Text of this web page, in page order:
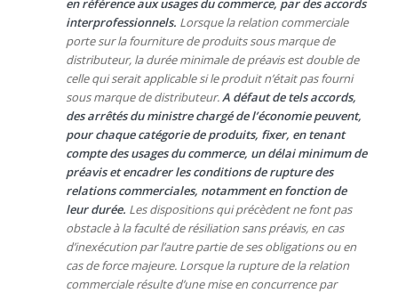
en référence aux usages du commerce, par des accords
interprofessionnels. Lorsque la relation commerciale
porte sur la fourniture de produits sous marque de
distributeur, la durée minimale de préavis est double de
celle qui serait applicable si le produit n’était pas fourni
sous marque de distributeur.A défaut de tels accords,
des arrêtés du ministre chargé de l’économie peuvent,
pour chaque catégorie de produits, fixer, en tenant
compte des usages du commerce, un délai minimum de
préavis et encadrer les conditions de rupture des
relations commerciales, notamment en fonction de
leur durée. Les dispositions qui précèdent ne font pas
obstacle à la faculté de résiliation sans préavis, en cas
d’inexécution par l’autre partie de ses obligations ou en
cas de force majeure. Lorsque la rupture de la relation
commerciale résulte d’une mise en concurrence par